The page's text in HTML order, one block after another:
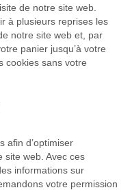
de notre site web.
à plusieurs reprises les
notre site web et, par
panier jusqu’à votre
cookies sans votre
afin d’optimiser
site web. Avec ces
informations sur
votre permission